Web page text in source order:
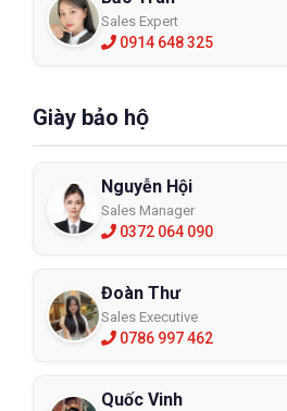
Sales Expert
0914 648 325
Giày bảo hộ
Nguyễn Hội
Sales Manager
0372 064 090
Đoàn Thư
Sales Executive
0786 997 462
Quốc Vinh